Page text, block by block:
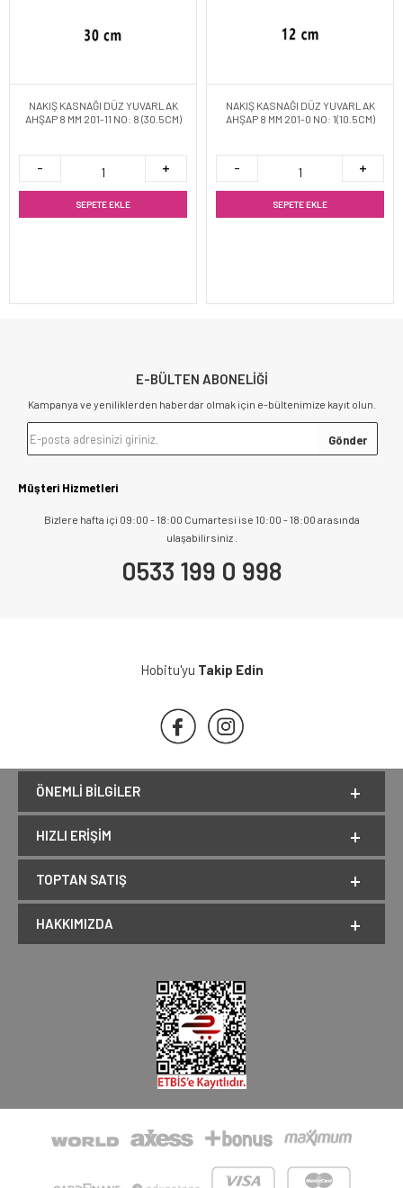
NAKIŞ KASNAĞI DÜZ YUVARLAK
AHŞAP 8 MM 201-11 NO: 8 (30.5CM)
SEPETE EKLE
NAKIŞ KASNAĞI DÜZ YUVARLAK
AHŞAP 8 MM 201-0 NO: 1(10.5CM)
SEPETE EKLE
E-BÜLTEN ABONELİĞİ
Kampanya ve yeniliklerden haberdar olmak için e-bültenimize kayıt olun.
Müşteri Hizmetleri
Bizlere hafta içi 09:00 - 18:00 Cumartesi ise 10:00 - 18:00 arasında
ulaşabilirsiniz .
0533 199 0 998
Hobitu'yu Takip Edin
ÖNEMLI BILGILER
HIZLI ERIŞIM
TOPTAN SATIŞ
HAKKIMIZDA